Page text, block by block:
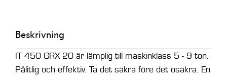
Beskrivning
IT 450 GRX 20 är lämplig till maskinklass 5 - 9 ton.
Pålitlig och effektiv. Ta det säkra före det osäkra. En